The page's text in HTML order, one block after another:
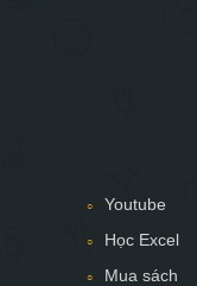
Youtube
Học Excel
Mua sách